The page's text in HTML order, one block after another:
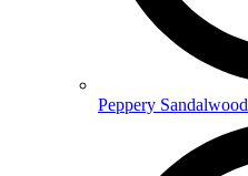
Peppery Sandalwood